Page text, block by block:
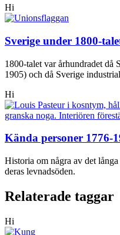
Hi
Sverige under 1800-
1800-talet var århundradet då
1905) och då Sverige
Hi
Kända personer 1776-
Historia om några av det
deras levnadsöden.
Relaterade taggar
Hi